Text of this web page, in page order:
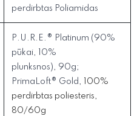
perdirbtas Poliamidas
P.U.R.E.® Platinum ( 90%
pūkai, 10%
plunksnos), 90g;
PrimaLoft® Gold,
100%
perdirbtas poliesteris,
80/60g